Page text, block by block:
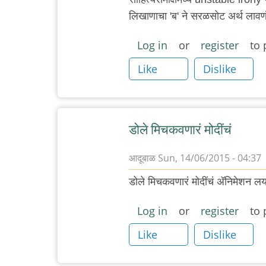
लिखाणाचा 'ब' ने सरळसोट अर्थ
Log in or register
to
Like
Dislike
डोले मिचकवणारं मोदींचं
आदूबाळ Sun, 14/06/2015 - 04:37
डोले मिचकवणारं मोदींचं अ‍ॅनिमेशन
Log in or register
to
Like
Dislike